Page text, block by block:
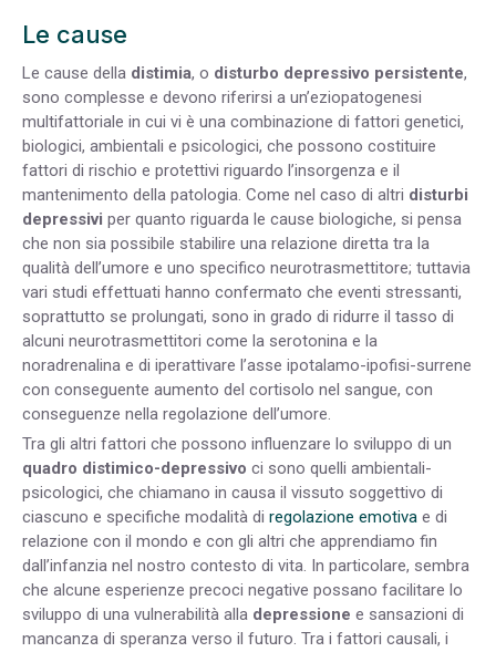
Le cause
Le cause della distimia, o disturbo depressivo persistente,
sono complesse e devono riferirsi a un’eziopatogenesi
multifattoriale in cui vi è una combinazione di fattori genetici,
biologici, ambientali e psicologici, che possono costituire
fattori di rischio e protettivi riguardo l’insorgenza e il
mantenimento della patologia. Come nel caso di altri disturbi
depressivi per quanto riguarda le cause biologiche, si pensa
che non sia possibile stabilire una relazione diretta tra la
qualità dell’umore e uno specifico neurotrasmettitore; tuttavia
vari studi effettuati hanno confermato che eventi stressanti,
soprattutto se prolungati, sono in grado di ridurre il tasso di
alcuni neurotrasmettitori come la serotonina e la
noradrenalina e di iperattivare l’asse ipotalamo-ipofisi-surrene
con conseguente aumento del cortisolo nel sangue, con
conseguenze nella regolazione dell’umore.
Tra gli altri fattori che possono influenzare lo sviluppo di un
quadro distimico-depressivo ci sono quelli ambientali-
psicologici, che chiamano in causa il vissuto soggettivo di
ciascuno e specifiche modalità di regolazione emotiva e di
relazione con il mondo e con gli altri che apprendiamo fin
dall’infanzia nel nostro contesto di vita. In particolare, sembra
che alcune esperienze precoci negative possano facilitare lo
sviluppo di una vulnerabilità alla depressione e sansazioni di
mancanza di speranza verso il futuro. Tra i fattori causali, i